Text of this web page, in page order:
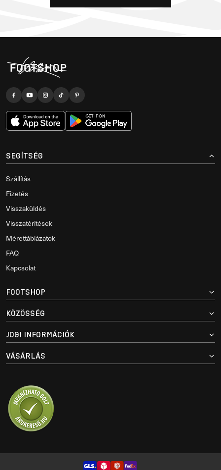
SEGÍTSÉG
Szállítás
Fizetés
Visszaküldés
Visszatérítések
Mérettáblázatok
FAQ
Kapcsolat
FOOTSHOP
KÖZÖSSÉG
JOGI INFORMÁCIÓK
VÁSÁRLÁS